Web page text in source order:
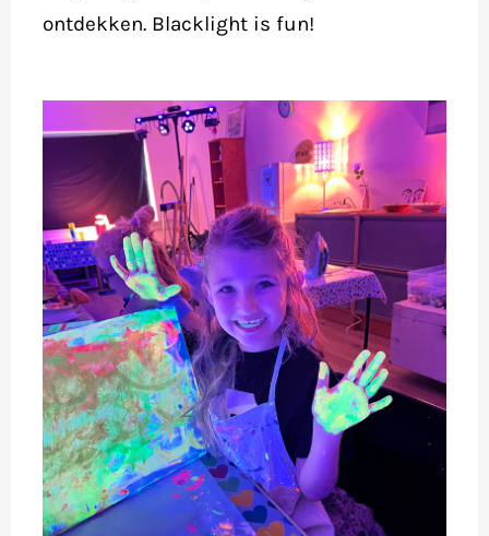
ontdekken. Blacklight is fun!